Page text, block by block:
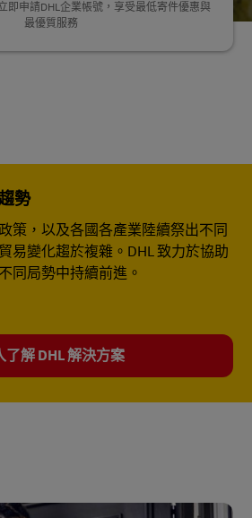
即申請DHL企業帳號，享受最低寄件優惠與
最優質服務
勢
策，以及各國各產業陸續祭出不同
易變化趨於複雜。DHL 致力於協助
同局勢中持續前進。
了解 DHL 解決方案